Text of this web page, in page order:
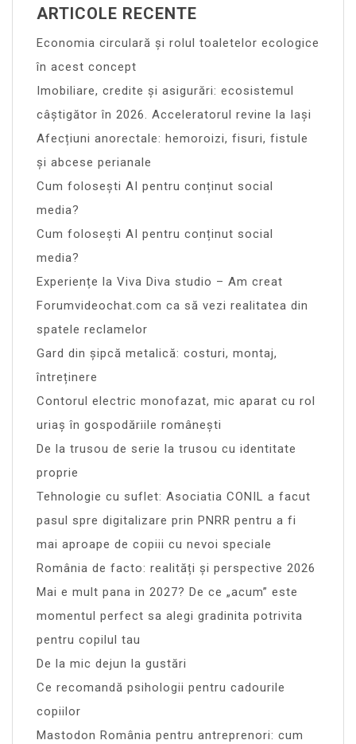
ARTICOLE RECENTE
Economia circulară și rolul toaletelor ecologice
în acest concept
Imobiliare, credite și asigurări: ecosistemul
câștigător în 2026. Acceleratorul revine la Iași
Afecțiuni anorectale: hemoroizi, fisuri, fistule
și abcese perianale
Cum folosești AI pentru conținut social
media?
Cum folosești AI pentru conținut social
media?
Experiențe la Viva Diva studio – Am creat
Forumvideochat.com ca să vezi realitatea din
spatele reclamelor
Gard din șipcă metalică: costuri, montaj,
întreținere
Contorul electric monofazat, mic aparat cu rol
uriaș în gospodăriile românești
De la trusou de serie la trusou cu identitate
proprie
Tehnologie cu suflet: Asociatia CONIL a facut
pasul spre digitalizare prin PNRR pentru a fi
mai aproape de copiii cu nevoi speciale
România de facto: realități și perspective 2026
Mai e mult pana in 2027? De ce „acum” este
momentul perfect sa alegi gradinita potrivita
pentru copilul tau
De la mic dejun la gustări
Ce recomandă psihologii pentru cadourile
copiilor
Mastodon România pentru antreprenori: cum